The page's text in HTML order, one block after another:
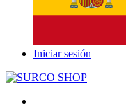
Iniciar sesión